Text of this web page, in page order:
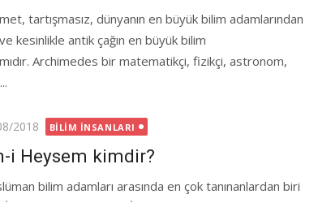
tartışmasız, dünyanın en büyük bilim adamlarından
kesinlikle antik çağın en büyük bilim
Archimedes bir matematikçi, fizikçi, astronom,
2018 BILIM İNSANLARI
i Heysem kimdir?
bilim adamları arasında en çok tanınanlardan biri